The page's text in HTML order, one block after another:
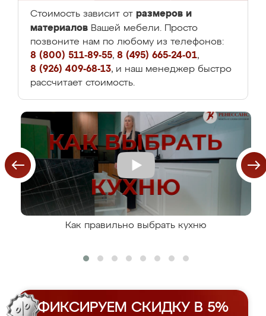
Стоимость зависит от размеров и
материалов Вашей мебели. Просто
позвоните нам по любому из телефонов:
8 (800) 511-89-55, 8 (495) 665-24-01,
8 (926) 409-68-13, и наш менеджер быстро
рассчитает стоимость.
Как правильно выбрать кухню
ФИКСИРУЕМ СКИДКУ В 5%